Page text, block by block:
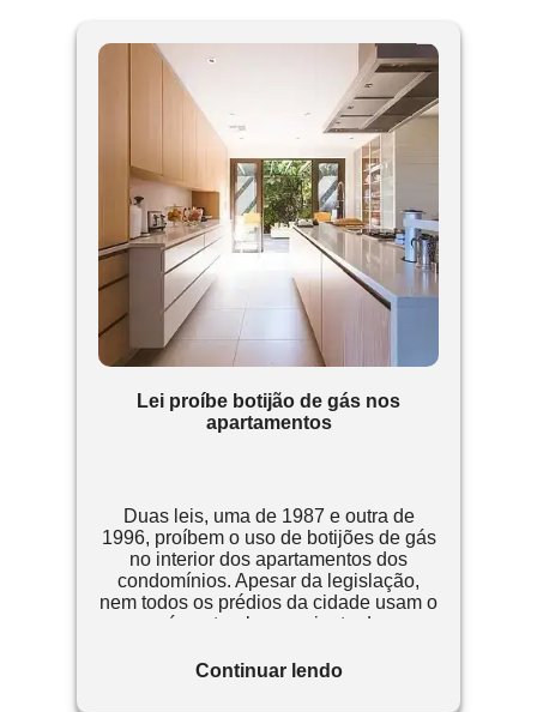
Lei proíbe botijão de gás nos
apartamentos
Duas leis, uma de 1987 e outra de
1996, proíbem o uso de botijões de gás
no interior dos apartamentos dos
condomínios. Apesar da legislação,
nem todos os prédios da cidade usam o
gás natural proveniente de
reservam espaço externo adequado
Continuar lendo